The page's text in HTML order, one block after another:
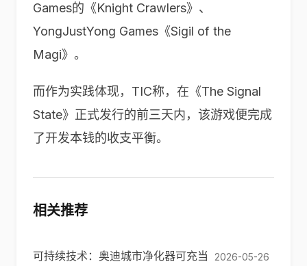
Games的《Knight Crawlers》、
YongJustYong Games《Sigil of the
Magi》。
而作为实践体现， TIC称，在《The Signal
State》正式发行的前三天内，该游戏便完成
了开发本钱的收支平衡。
相关推荐
可持续技术：奥迪城市净化器可充当
2026-05-26